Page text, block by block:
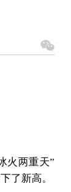
火两重天”
了新高。